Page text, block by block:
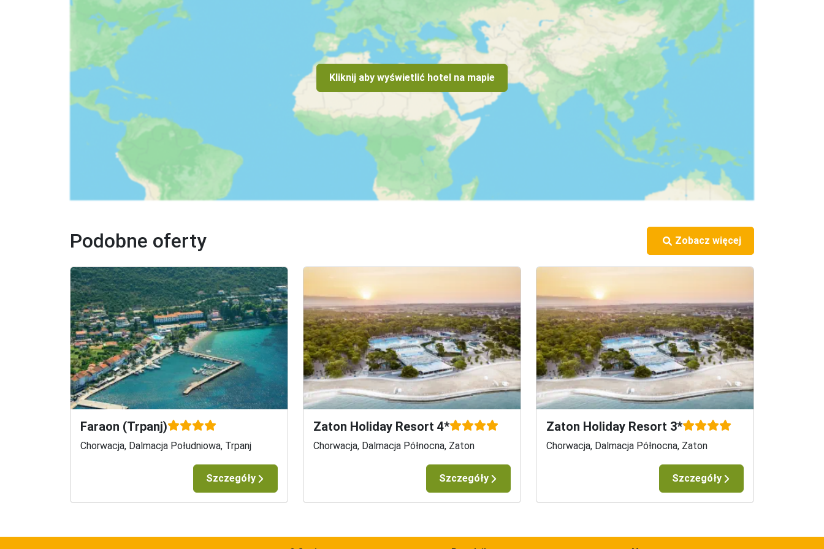
Kliknij aby wyświetlić hotel na mapie
Podobne oferty Zobacz więcej
Faraon (Trpanj)
Chorwacja, Dalmacja Południowa, Trpanj
Szczegóły
Zaton Holiday Resort 4*
Chorwacja, Dalmacja Północna, Zaton
Szczegóły
Zaton Holiday Resort 3*
Chorwacja, Dalmacja Północna, Zaton
Szczegóły